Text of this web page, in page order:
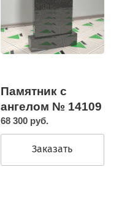
Памятник с
ангелом № 14109
68 300 руб.
Заказать